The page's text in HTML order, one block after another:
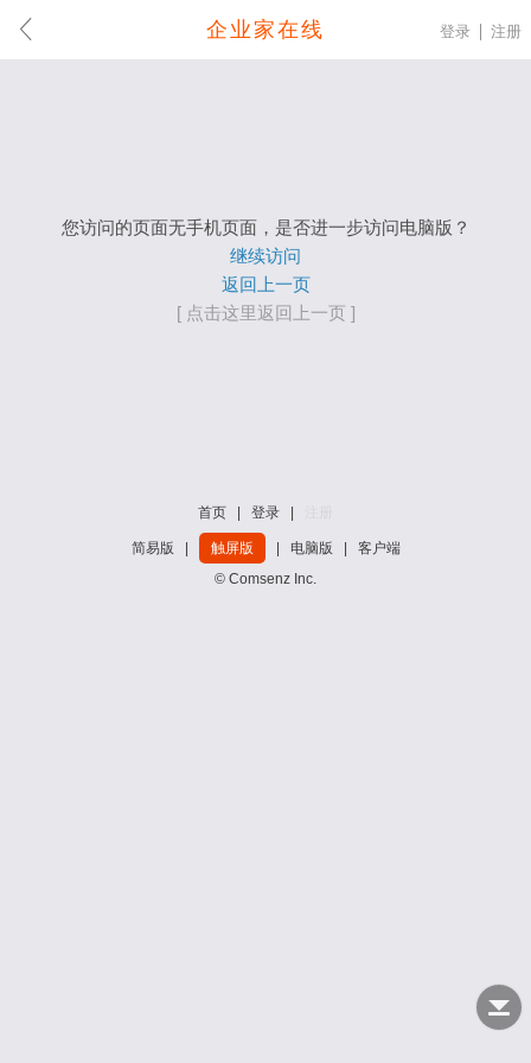
企业家在线 登录 注册
您访问的页面无手机页面，是否进一步访问电脑版？
继续访问
返回上一页
[ 点击这里返回上一页 ]
首页 登录
简易版 触屏版 电脑版
客户端
© Comsenz Inc.